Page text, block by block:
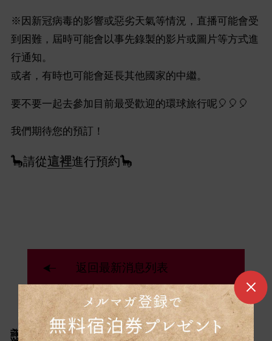
※因新冠病毒的影響或惡劣天氣等情況，直播可能會受
到困難，屆時可能會以事先錄製的影片或圖片等方式進
行通知。
或者，有時也可能會延長其他國家的中繼。
要不要一起去參加目前最受歡迎的環球旅行呢🎈🎈🎈
我們期待您的預訂！
🦕請從這裡進行預約🦕
返回最新消息列表
檔案 類別